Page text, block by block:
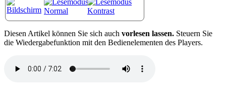
Diesen Artikel können Sie sich auch vorlesen lassen. Steuern Sie
die Wiedergabefunktion mit den Bedienelementen des Players.